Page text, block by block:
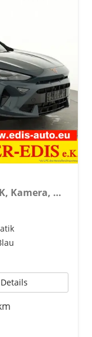
1.5 eTSI 110 kW DSG, Matrix, AHK, Kamera, Winter, el. Klappe, 5 J.-Garantie
Details